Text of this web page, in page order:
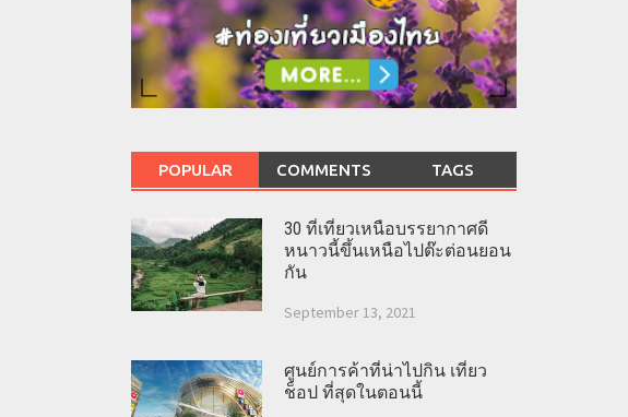
POPULAR COMMENTS TAGS
30 ที่เที่ยวเหนือบรรยากาศดี
หนาวนี้ขึ้นเหนือไปต๊ะต่อนยอน
กัน
September 13, 2021
ศูนย์การค้าที่น่าไปกิน เที่ยว
ช็อป ที่สุดในตอนนี้